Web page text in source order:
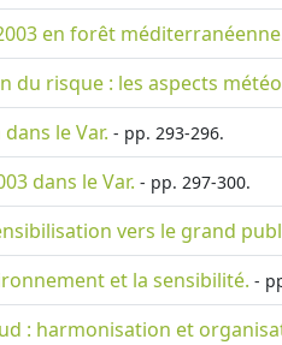
en forêt
du risque : les aspects
le Var. - pp. 293-296.
dans le Var. - pp. 297-300.
vers le grand
et la sensibilité. -
: harmonisation et